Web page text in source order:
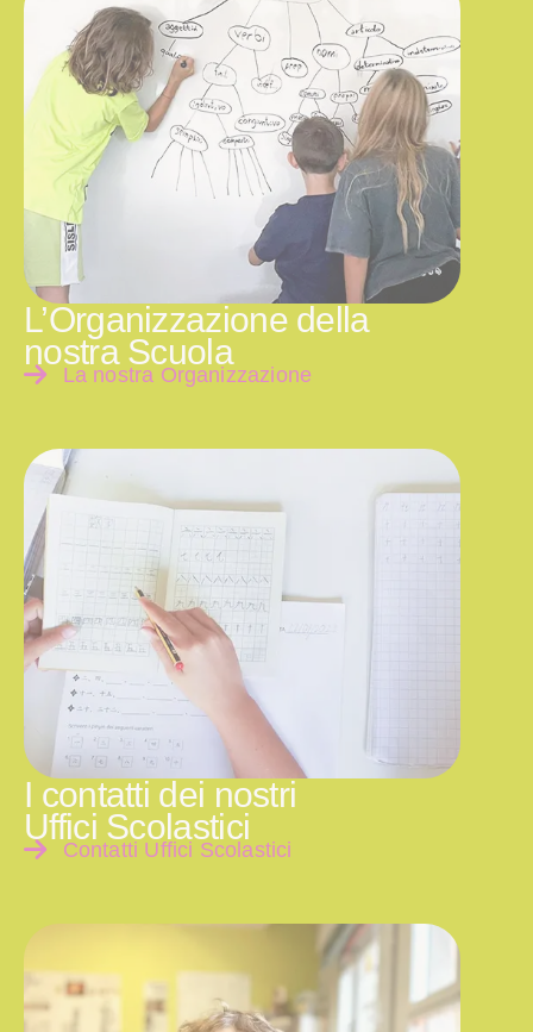
L’Organizzazione della
nostra Scuola
La nostra Organizzazione
I contatti dei nostri
Uffici Scolastici
Contatti Uffici Scolastici